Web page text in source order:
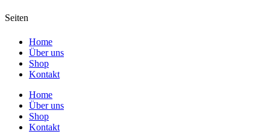
Seiten
Home
Über uns
Shop
Kontakt
Home
Über uns
Shop
Kontakt